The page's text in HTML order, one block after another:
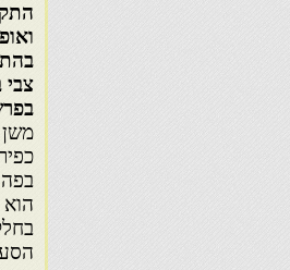
בפרשת
משן